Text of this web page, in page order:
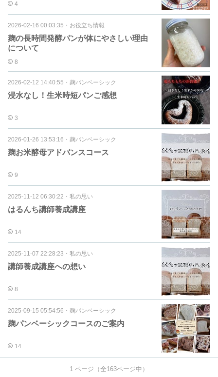
4
2026-02-16 00:03:35 ・ お役立ち情報
麹の長時間発酵パンが体にやさしい理由
について
8
2026-02-12 14:40:55 ・ 麹パンベーシック
浸水なし！生米時短パンご感想
3
2026-01-26 13:53:16 ・ 麹パンベーシック
麹お米酵母アドバンスコース
9
2025-11-12 06:30:22 ・ 私の思い
はるんち講師養成講座
14
2025-11-07 22:28:23 ・ 私の思い
講師養成講座への想い
8
2025-09-15 05:54:56 ・ 麹パンベーシック
麹パンベーシックコースのご案内
14
1 ページ（全163ページ中）